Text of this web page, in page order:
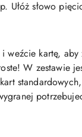
Ułóż słowo
weźcie kartę, aby
W zestawie